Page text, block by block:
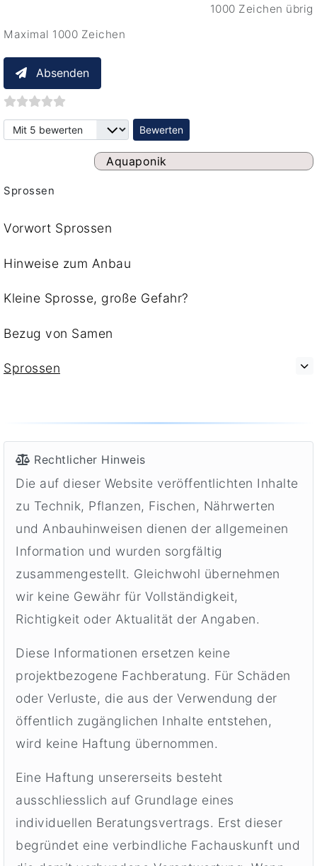
1000 Zeichen übrig
Maximal 1000 Zeichen
Absenden
Bitte bewerten
Aquaponik
Sprossen
Vorwort Sprossen
Hinweise zum Anbau
Kleine Sprosse, große Gefahr?
Bezug von Samen
Sprossen
Rechtlicher Hinweis
Die auf dieser Website veröffentlichten Inhalte
zu Technik, Pflanzen, Fischen, Nährwerten
und Anbauhinweisen dienen der allgemeinen
Information und wurden sorgfältig
zusammengestellt. Gleichwohl übernehmen
wir keine Gewähr für Vollständigkeit,
Richtigkeit oder Aktualität der Angaben.
Diese Informationen ersetzen keine
projektbezogene Fachberatung. Für Schäden
oder Verluste, die aus der Verwendung der
öffentlich zugänglichen Inhalte entstehen,
wird keine Haftung übernommen.
Eine Haftung unsererseits besteht
ausschliesslich auf Grundlage eines
individuellen Beratungsvertrags. Erst dieser
begründet eine verbindliche Fachauskunft und